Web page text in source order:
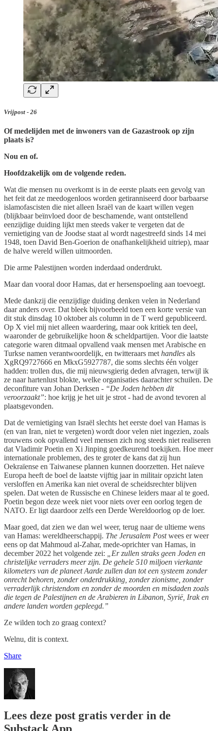
Vrijpost - 26
Of medelijden met de inwoners van de Gazastrook op zijn
plaats is?
Nou en of.
Hoofdzakelijk om de volgende reden.
Wat die mensen nu overkomt is in de eerste plaats een gevolg van
het feit dat ze meedogenloos worden getiranniseerd door barbaarse
islamofascisten die niet alleen Israël van de kaart willen vegen
(blijkbaar beïnvloed door de beschamende, want ontstellend
eenzijdige duiding lijkt men steeds vaker te vergeten dat de
vernietiging van de Joodse staat al wordt nagestreefd sinds 14 mei
1948, toen David Ben-Goerion de onafhankelijkheid uitriep), maar
de halve wereld willen uitmoorden.
Die arme Palestijnen worden inderdaad onderdrukt.
Maar dan vooral door Hamas, dat er hersenspoeling aan toevoegt.
Mede dankzij die eenzijdige duiding denken velen in Nederland
daar anders over. Dat bleek bijvoorbeeld toen een korte versie van
dit stuk dinsdag 10 oktober als column in de T werd gepubliceerd.
Op X viel mij niet alleen waardering, maar ook kritiek ten deel,
waaronder de gebruikelijke hoon & scheldpartijen. Voor die laatste
categorie waren ditmaal opvallend vaak mensen met Arabische en
Turkse namen verantwoordelijk, en twitteraars met handles als
XgRQ9727666 en MkxG5927787, die soms slechts één volger
hadden: trollen dus, die mij nieuwsgierig deden afvragen, terwijl ik
ze naar hartenlust blokte, welke organisaties daarachter schuilen. De
deconfiture van Johan Derksen - “De Joden hebben dit
veroorzaakt”: hoe krijg je het uit je strot - had de avond tevoren al
plaatsgevonden.
Dat de vernietiging van Israël slechts het eerste doel van Hamas is
(en van Iran, niet te vergeten) wordt door velen niet ingezien, zoals
trouwens ook opvallend veel mensen zich nog steeds niet realiseren
dat Vladimir Poetin en Xi Jinping goedkeurend toekijken. Hoe meer
internationale problemen, des te groter de kans dat zij hun
Oekraïense en Taiwanese plannen kunnen doorzetten. Het naïeve
Europa heeft de boel de laatste vijftig jaar in militair opzicht laten
versloffen en Amerika kan niet overal de scheidsrechter blijven
spelen. Dat weten de Russische en Chinese leiders maar al te goed.
Poetin begon deze week niet voor niets over een oorlog tegen de
NATO. Er ligt daardoor zelfs een Derde Wereldoorlog op de loer.
Maar goed, dat zien we dan wel weer, terug naar de ultieme wens
van Hamas: wereldheerschappij. The Jerusalem Postwees er weer
eens op dat Mahmoud al-Zahar, mede-oprichter van Hamas, in
december 2022 het volgende zei:
„Er zullen straks geen Joden en
christelijke verraders meer zijn. De gehele 510 miljoen vierkante
kilometers van de planeet Aarde zullen dan tot een systeem zonder
onrecht behoren, zonder onderdrukking, zonder zionisme, zonder
verraderlijk christendom en zonder de moorden en misdaden zoals
die tegen de Palestijnen en de Arabieren in Libanon, Syrië, Irak en
andere landen worden gepleegd.”
Ze wilden toch zo graag context?
Welnu, dit is context.
Share
Lees deze post gratis verder in de
Substack App